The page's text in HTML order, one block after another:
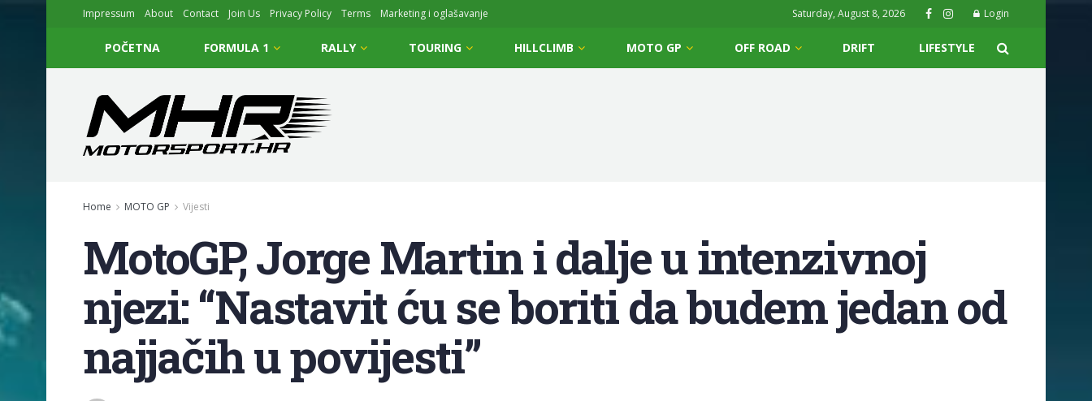
Impressum About Contact Join Us Privacy Policy Terms Marketing i oglašavanje Saturday, August 8, 2026 Login
POČETNA FORMULA 1 RALLY TOURING HILLCLIMB MOTO GP OFF ROAD DRIFT LIFESTYLE
Home MOTO GP Vijesti
MotoGP, Jorge Martin i dalje u intenzivnoj
njezi: “Nastavit ću se boriti da budem jedan od
najjačih u povijesti”